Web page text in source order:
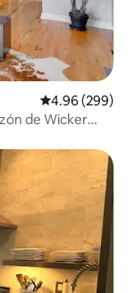
Calificación
4.96 (299)
de Wicker